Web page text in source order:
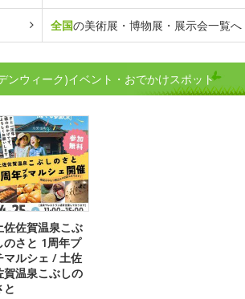
全国の美術展・博物展・展示会一覧へ
ンウィーク)イベント・おでかけスポット
佐佐賀温泉こぶ
のさと 1周年プ
マルシェ / 土佐
賀温泉こぶしの
と